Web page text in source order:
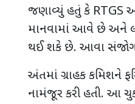
જણાવ્યું હતું કે RTGS
માનવામાં આવે છે અને
થઈ શકે છે. આવા
અંતમાં ગ્રાહક કમિશને
નામંજૂર કરી હતી. આ